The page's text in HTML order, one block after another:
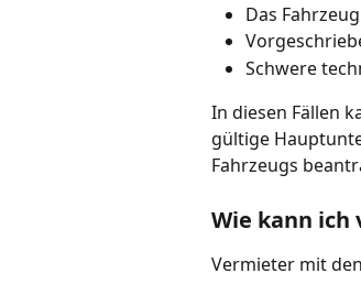
Das
Schwere
In diesen Fällen
gültige
Fahrzeugs
Wie kann
Vermieter mit